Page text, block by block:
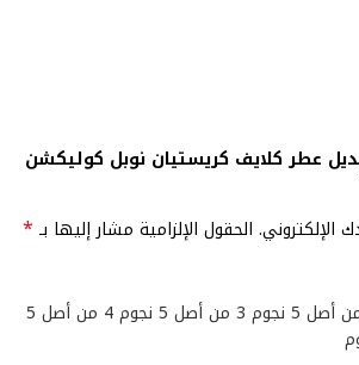
عطر كلايف كريستيان نوبل كوليكشن
الإلكتروني. الحقول الإلزامية مشار إليها بـ *
3 من أصل 5 نجوم
4 من أصل 5